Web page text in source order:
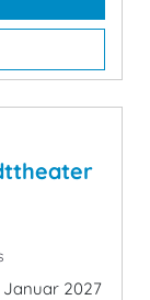
Januar 2027